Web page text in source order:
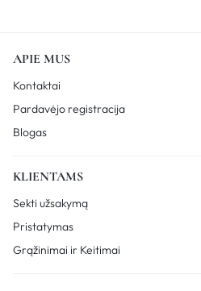
APIE MUS
Kontaktai
Pardavėjo registracija
Blogas
KLIENTAMS
Sekti užsakymą
Pristatymas
Grąžinimai ir Keitimai